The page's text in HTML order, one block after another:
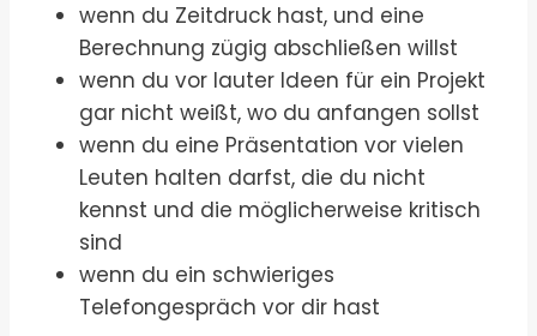
wenn du Zeitdruck hast, und eine
Berechnung zügig abschließen willst
wenn du vor lauter Ideen für ein Projekt
gar nicht weißt, wo du anfangen sollst
wenn du eine Präsentation vor vielen
Leuten halten darfst, die du nicht
kennst und die möglicherweise kritisch
sind
wenn du ein schwieriges
Telefongespräch vor dir hast